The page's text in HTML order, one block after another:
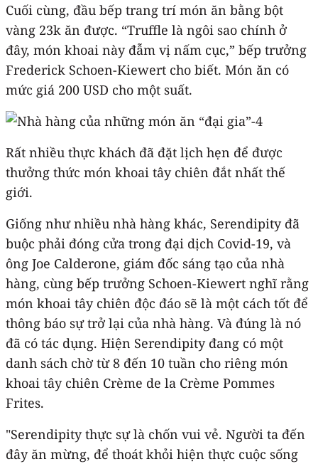
Cuối cùng, đầu bếp trang trí món ăn bằng bột
vàng 23k ăn được. “Truffle là ngôi sao chính ở
đây, món khoai này đẫm vị nấm cục,” bếp trưởng
Frederick Schoen-Kiewert cho biết. Món ăn có
mức giá 200 USD cho một suất.
Rất nhiều thực khách đã đặt lịch hẹn để được
thưởng thức món khoai tây chiên đắt nhất thế
giới.
Giống như nhiều nhà hàng khác, Serendipity đã
buộc phải đóng cửa trong đại dịch Covid-19, và
ông Joe Calderone, giám đốc sáng tạo của nhà
hàng, cùng bếp trưởng Schoen-Kiewert nghĩ rằng
món khoai tây chiên độc đáo sẽ là một cách tốt để
thông báo sự trở lại của nhà hàng. Và đúng là nó
đã có tác dụng. Hiện Serendipity đang có một
danh sách chờ từ 8 đến 10 tuần cho riêng món
khoai tây chiên Crème de la Crème Pommes
Frites.
"Serendipity thực sự là chốn vui vẻ. Người ta đến
đây ăn mừng, để thoát khỏi hiện thực cuộc sống